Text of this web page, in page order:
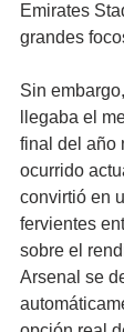
Emirates
grandes
Sin
llegaba el
final del año
ocurrido
convirtió en
fervientes
sobre el
Arsenal se